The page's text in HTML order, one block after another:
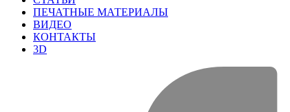
ПЕЧАТНЫЕ МАТЕРИАЛЫ
ВИДЕО
КОНТАКТЫ
3D